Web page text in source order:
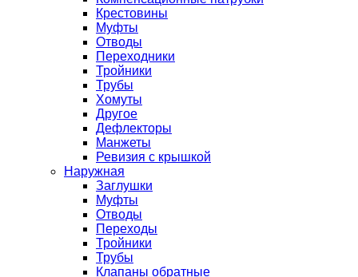
Крестовины
Муфты
Отводы
Переходники
Тройники
Трубы
Хомуты
Другое
Дефлекторы
Манжеты
Ревизия с крышкой
Наружная
Заглушки
Муфты
Отводы
Переходы
Тройники
Трубы
Клапаны обратные